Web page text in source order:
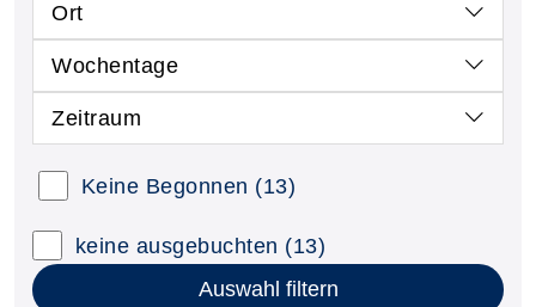
Ort
Wochentage
Zeitraum
Keine Begonnen (13)
keine ausgebuchten (13)
Auswahl filtern